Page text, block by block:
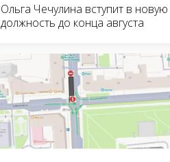
Ольга Чечулина вступит в новую
должность до конца августа